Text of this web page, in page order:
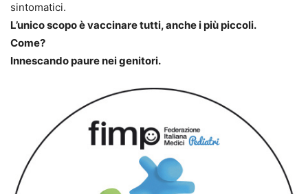
sintomatici.
L’unico scopo è vaccinare tutti, anche i più piccoli.
Come?
Innescando paure nei genitori.